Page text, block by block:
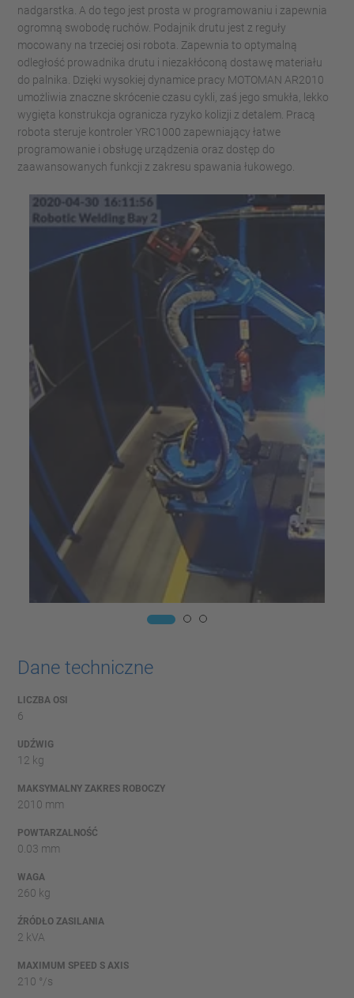
nadgarstka. A do tego jest prosta w programowaniu i zapewnia
ogromną swobodę ruchów. Podajnik drutu jest z reguły
mocowany na trzeciej osi robota. Zapewnia to optymalną
odległość prowadnika drutu i niezakłóconą dostawę materiału
do palnika. Dzięki wysokiej dynamice pracy MOTOMAN AR2010
umożliwia znaczne skrócenie czasu cykli, zaś jego smukła, lekko
wygięta konstrukcja ogranicza ryzyko kolizji z detalem. Pracą
robota steruje kontroler YRC1000 zapewniający łatwe
programowanie i obsługę urządzenia oraz dostęp do
zaawansowanych funkcji z zakresu spawania łukowego.
Dane techniczne
LICZBA OSI
6
UDŹWIG
12 kg
MAKSYMALNY ZAKRES ROBOCZY
2010 mm
POWTARZALNOŚĆ
0.03 mm
WAGA
260 kg
ŹRÓDŁO ZASILANIA
2 kVA
MAXIMUM SPEED S AXIS
210 °/s